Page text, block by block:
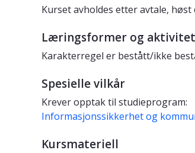
Kurset avholdes etter avtale,
Læringsformer og
Karakterregel er bestått/ikke
Spesielle vilkår
Krever opptak til studieprogram:
Informasjonssikkerhet og
Kursmateriell